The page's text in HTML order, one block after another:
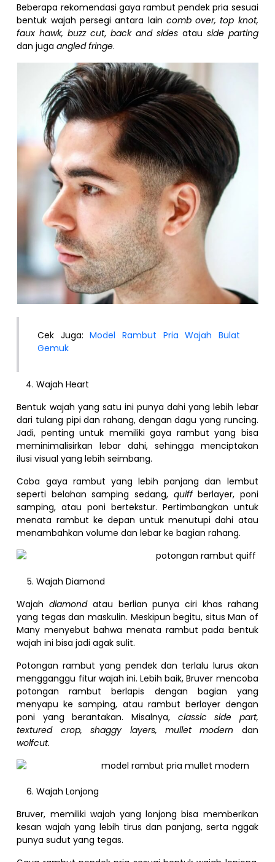
Beberapa rekomendasi gaya rambut pendek pria sesuai
bentuk wajah persegi antara lain comb over, top knot,
faux hawk, buzz cut,back and sides atau side parting
dan jugaangled fringe.
Cek Juga:Model Rambut Pria Wajah Bulat
Gemuk
Wajah Heart
Bentuk wajah yang satu ini punya dahi yang lebih lebar
dari tulang pipi dan rahang, dengan dagu yang runcing.
Jadi, penting untuk memiliki gaya rambut yang bisa
meminimalisirkan lebar dahi, sehingga menciptakan
ilusi visual yang lebih seimbang.
Coba gaya rambut yang lebih panjang dan lembut
seperti belahan samping sedang, quiffberlayer, poni
samping, atau poni bertekstur. Pertimbangkan untuk
menata rambut ke depan untuk menutupi dahi atau
menambahkan volume dan lebar ke bagian rahang.
Wajah Diamond
Wajahdiamond atau berlian punya ciri khas rahang
yang tegas dan maskulin. Meskipun begitu, situs Man of
Many menyebut bahwa menata rambut pada bentuk
wajah ini bisa jadi agak sulit.
Potongan rambut yang pendek dan terlalu lurus akan
mengganggu fitur wajah ini. Lebih baik, Bruver mencoba
potongan rambut berlapis dengan bagian yang
menyapu ke samping, atau rambut berlayer dengan
poni yang berantakan. Misalnya, classic side part,
textured crop, shaggy layers, mullet modern dan
wolfcut.
Wajah Lonjong
Bruver, memiliki wajah yang lonjong bisa memberikan
kesan wajah yang lebih tirus dan panjang, serta nggak
punya sudut yang tegas.